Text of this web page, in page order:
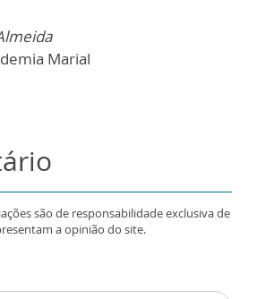
Marial
são de responsabilidade exclusiva de
a opinião do site.